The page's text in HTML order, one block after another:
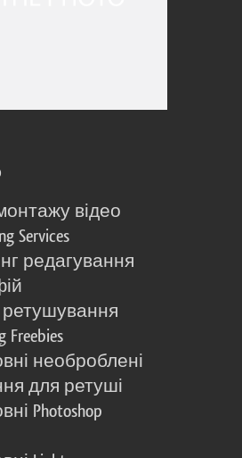
відео
Services
редагування
Freebies
необроблені
для ретуші
Photoshop